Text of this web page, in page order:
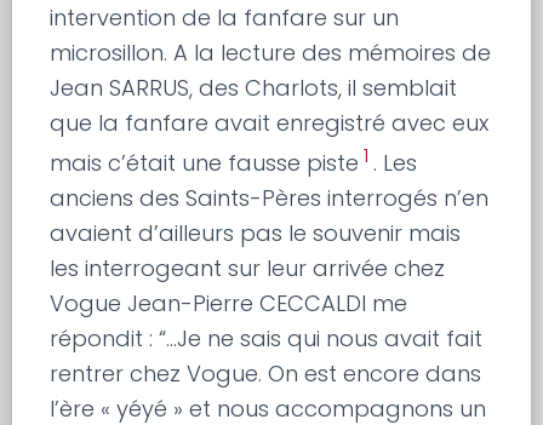
intervention de la fanfare sur un
microsillon. A la lecture des mémoires de
Jean SARRUS, des Charlots, il semblait
que la fanfare avait enregistré avec eux
mais c’était une fausse piste 1 . Les
anciens des Saints-Pères interrogés n’en
avaient d’ailleurs pas le souvenir mais
les interrogeant sur leur arrivée chez
Vogue Jean-Pierre CECCALDI me
répondit : “…Je ne sais qui nous avait fait
rentrer chez Vogue. On est encore dans
l’ère « yéyé » et nous accompagnons un